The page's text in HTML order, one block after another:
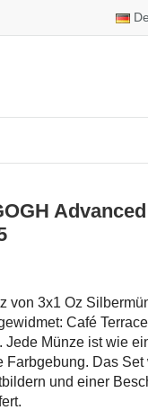
von 3x1 Oz
Café
Jede Münze ist wie
Farbgebung. Das
und einer